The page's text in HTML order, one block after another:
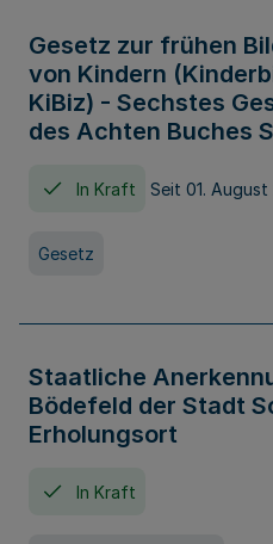
Gesetz zur frühen
von Kindern
KiBiz) - Sechstes
des Achten Buches
In Kraft Seit 01. August
Gesetz
Staatliche
Bödefeld der Stadt
Erholungsort
In Kraft